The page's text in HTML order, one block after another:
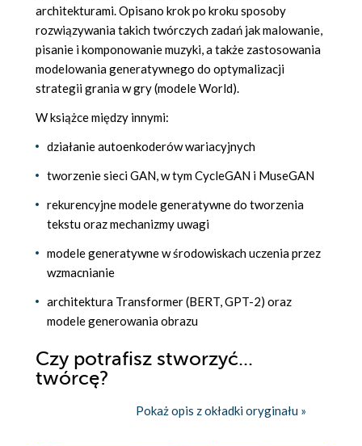
architekturami. Opisano krok po kroku sposoby
rozwiązywania takich twórczych zadań jak malowanie,
pisanie i komponowanie muzyki, a także zastosowania
modelowania generatywnego do optymalizacji
strategii grania w gry (modele World).
W książce między innymi:
działanie autoenkoderów wariacyjnych
tworzenie sieci GAN, w tym CycleGAN i MuseGAN
rekurencyjne modele generatywne do tworzenia
tekstu oraz mechanizmy uwagi
modele generatywne w środowiskach uczenia przez
wzmacnianie
architektura Transformer (BERT, GPT-2) oraz
modele generowania obrazu
Czy potrafisz stworzyć...
twórcę?
Pokaż opis z okładki oryginału »